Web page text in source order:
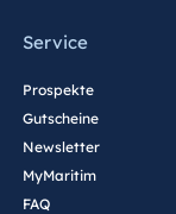
Service
Prospekte
Gutscheine
Newsletter
MyMaritim
FAQ